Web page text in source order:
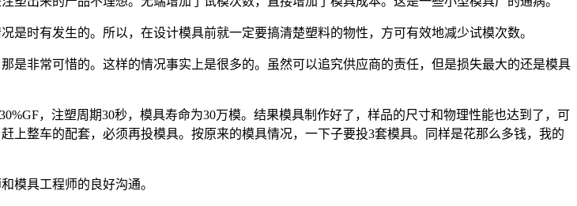
时有发生的。所以，在设计模具前就一定要搞清楚塑料的物性，方可有效地减少试模次数。
非常可惜的。这样的情况事实上是很多的。虽然可以追究供应商的责任，但是损失最大的还是模具
，注塑周期30秒，模具寿命为30万模。结果模具制作好了，样品的尺寸和物理性能也达到了，可
上整车的配套，必须再投模具。按原来的模具情况，一下子要投3套模具。同样是花那么多钱，我的
具工程师的良好沟通。